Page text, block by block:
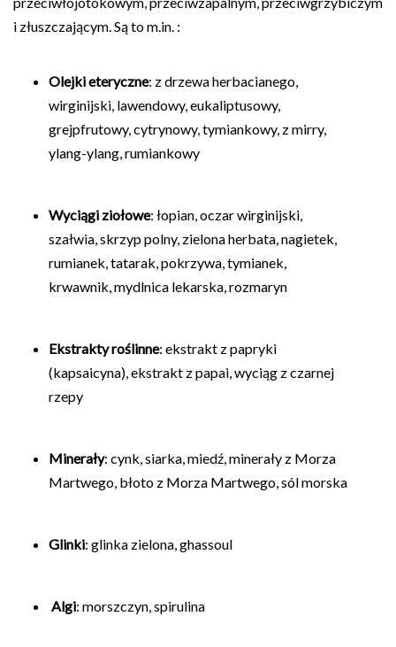
i złuszczającym. Są to m.in. :
Olejki eteryczne: z drzewa herbacianego,
wirginijski, lawendowy, eukaliptusowy,
grejpfrutowy, cytrynowy, tymiankowy, z mirry,
ylang-ylang, rumiankowy
Wyciągi ziołowe: łopian, oczar wirginijski,
szałwia, skrzyp polny, zielona herbata, nagietek,
rumianek, tatarak, pokrzywa, tymianek,
krwawnik, mydlnica lekarska, rozmaryn
Ekstrakty roślinne: ekstrakt z papryki
(kapsaicyna), ekstrakt z papai, wyciąg z czarnej
rzepy
Minerały: cynk, siarka, miedź, minerały z Morza
Martwego, błoto z Morza Martwego, sól morska
Glinki: glinka zielona, ghassoul
Algi: morszczyn, spirulina